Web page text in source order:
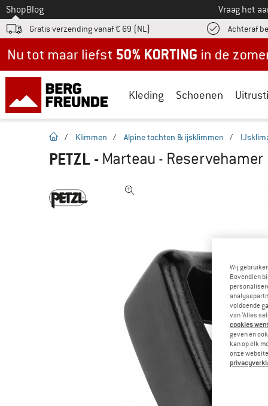
Naar
ShopBlog Vraag het
Gratis verzending vanaf € 69 (NL) Achteraf
Kleding Schoenen
Startpagina
/ Klimmen / Alpine tochten & ijsklimmen /
PETZL - Marteau - Reservehamer
Wij
Bovendien
voldoende
van ‘Alles
cookies
geven en
kan op elk
onze